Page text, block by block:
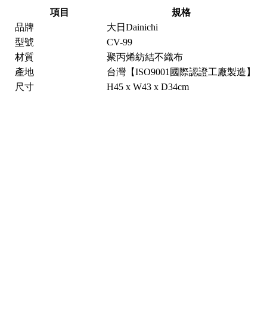
項目
規格
品牌
大日Dainichi
型號
CV-99
材質
聚丙烯紡結不織布
產地
台灣【ISO9001國際認證工廠製造】
尺寸
H45 x W43 x D34cm